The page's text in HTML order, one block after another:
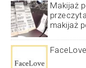
Makijaż
makijaż